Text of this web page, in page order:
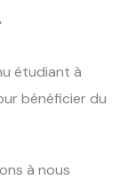
étudiant à
bénéficier du
à nous